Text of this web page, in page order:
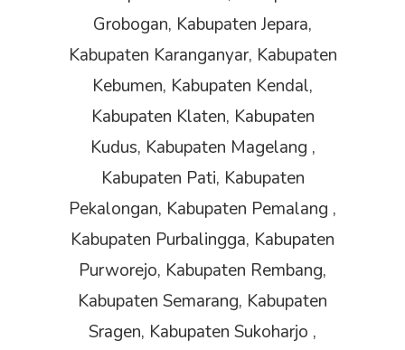
Grobogan, Kabupaten Jepara,
Kabupaten Karanganyar, Kabupaten
Kebumen, Kabupaten Kendal,
Kabupaten Klaten, Kabupaten
Kudus, Kabupaten Magelang ,
Kabupaten Pati, Kabupaten
Pekalongan, Kabupaten Pemalang ,
Kabupaten Purbalingga, Kabupaten
Purworejo, Kabupaten Rembang,
Kabupaten Semarang, Kabupaten
Sragen, Kabupaten Sukoharjo ,